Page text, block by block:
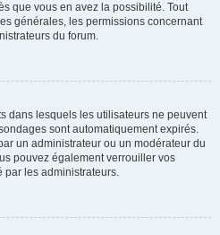
que vous en avez la possibilité. Tout
générales, les permissions concernant
du forum.
dans lesquels les utilisateurs ne peuvent
sont automatiquement expirés.
un administrateur ou un modérateur du
pouvez également verrouiller vos
par les administrateurs.